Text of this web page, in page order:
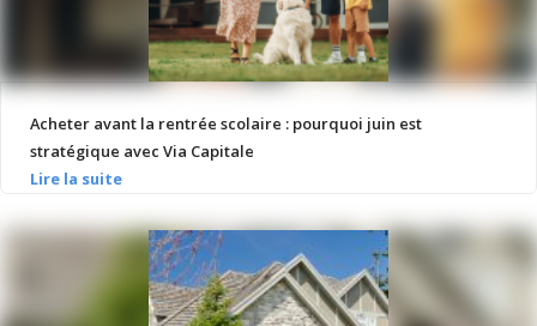
Acheter avant la rentrée scolaire : pourquoi juin est
stratégique avec Via Capitale